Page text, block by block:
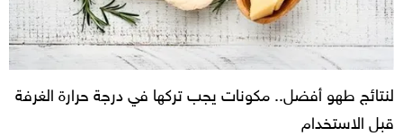
لنتائج طهو أفضل.. مكونات يجب تركها في درجة حرارة الغرفة
قبل الاستخدام